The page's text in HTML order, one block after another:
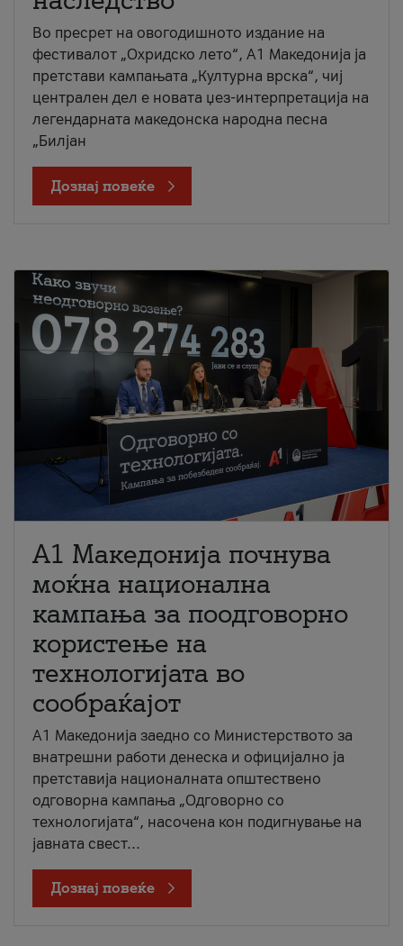
Во пресрет на овогодишното издание на
фестивалот „Охридско лето“, А1 Македонија ја
претстави кампањата „Културна врска“, чиј
централен дел е новата џез-интерпретација на
легендарната македонска народна песна
„Билјан
Дознај повеќе
A1 Македонија почнува
моќна национална
кампања за поодговорно
користење на
технологијата во
сообраќајот
A1 Македонија заедно со Министерството за
внатрешни работи денеска и официјално ја
претставија националната општествено
одговорна кампања „Одговорно со
технологијата“, насочена кон подигнување на
јавната свест...
Дознај повеќе